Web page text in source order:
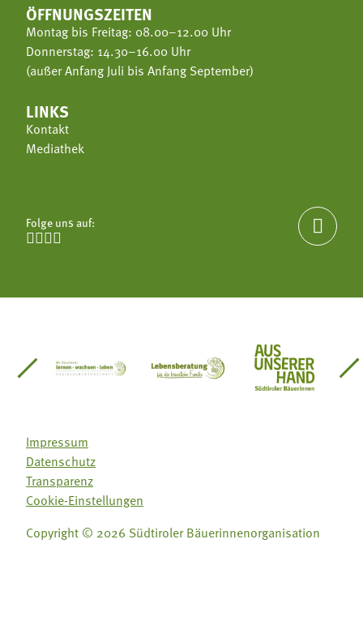
ÖFFNUNGSZEITEN
Montag bis Freitag: 08.00–12.00 Uhr
Donnerstag: 14.30–16.00 Uhr
(außer Anfang Juli bis Anfang September)
LINKS
Kontakt
Mediathek
Folge uns auf:


Südtirol
Gärtnervereinigung
Sozialgenossenschaft Mit Bäuerinnen lernen -
Lebensberatung für dieAus unserer
Impressum
Datenschutz
Transparenz
Cookie-Einstellungen
Copyright © 2026 Südtiroler Bäuerinnenorganisation